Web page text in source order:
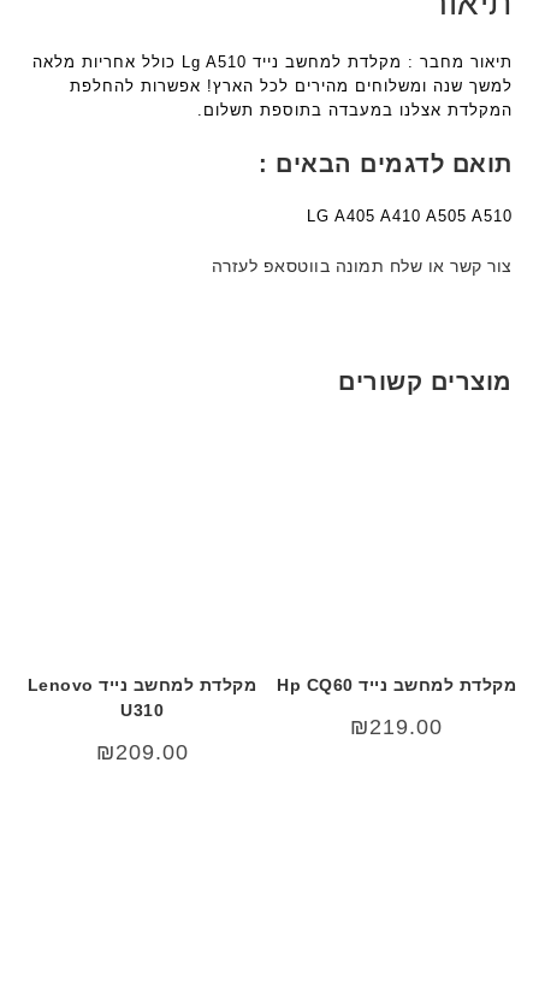
תיאור מחבר : מקלדת למחשב נייד Lg A510 כולל אחריות מלאה
למשך שנה ומשלוחים מהירים לכל הארץ! אפשרות להחלפת
המקלדת אצלנו במעבדה בתוספת תשלום.
תואם לדגמים הבאים :
LG A405 A410 A505 A510
צור קשר או שלח תמונה בווטסאפ לעזרה
מוצרים קשורים
מקלדת למחשב נייד Hp CQ60
₪219.00
מקלדת למחשב נייד Lenovo
U310
₪209.00